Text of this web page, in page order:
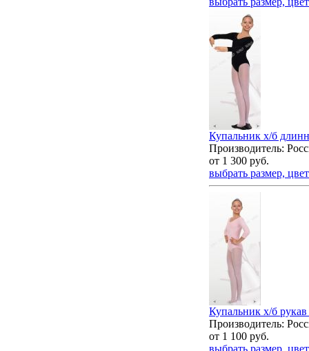
Купальник х/б
Производитель:
от 1 300 руб.
выбрать размер, цвет
Купальник х/б рукав
Производитель:
от 1 100 руб.
выбрать размер, цвет